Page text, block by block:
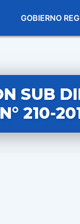
GOBIERNO
SUB
N° 210-